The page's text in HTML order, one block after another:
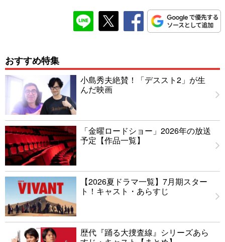
おすすめ特集
小島秀夫絶賛！「デススト2」が生
んだ映画
「金曜ロードショー」2026年の放送
予定【作品一覧】
【2026夏ドラマ一覧】7月期スター
ト！キャスト・あらすじ
歴代『踊る大捜査線』シリーズあら